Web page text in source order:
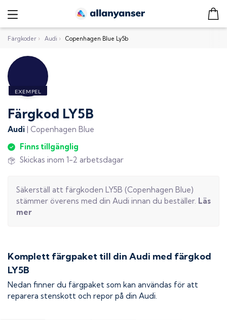
Färgkoder › Audi › Copenhagen Blue Ly5b
Färgkod LY5B
Audi | Copenhagen Blue
Finns tillgänglig
Skickas inom 1-2 arbetsdagar
Säkerställ att färgkoden LY5B (Copenhagen Blue)
stämmer överens med din Audi innan du beställer. Läs
mer
Komplett färgpaket till din Audi med färgkod
LY5B
Nedan finner du färgpaket som kan användas för att
reparera stenskott och repor på din Audi.